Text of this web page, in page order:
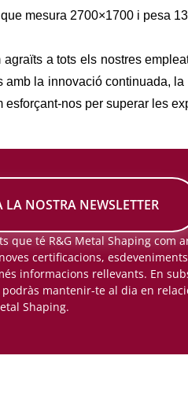
mesura 2700×1700 i pesa
a tots els nostres
la innovació continuada,
nos per superar les
LA NOSTRA NEWSLETTER
que té R&G Metal Shaping com
certificacions,
informacions rellevants. En
mantenir-te al dia en
Shaping.